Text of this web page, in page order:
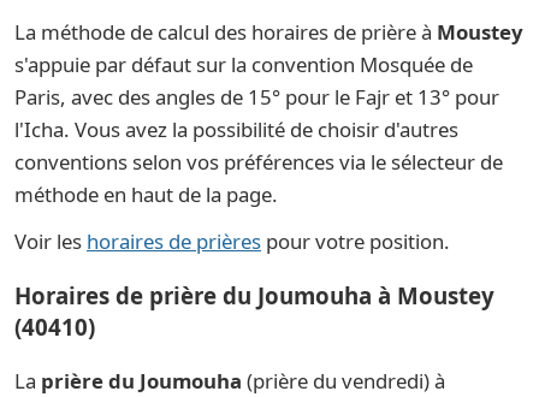
La méthode de calcul des horaires de prière à Moustey
s'appuie par défaut sur la convention Mosquée de
Paris, avec des angles de 15° pour le Fajr et 13° pour
l'Icha. Vous avez la possibilité de choisir d'autres
conventions selon vos préférences via le sélecteur de
méthode en haut de la page.
Voir les horaires de prières pour votre position.
Horaires de prière du Joumouha à Moustey
(40410)
La prière du Joumouha (prière du vendredi) à